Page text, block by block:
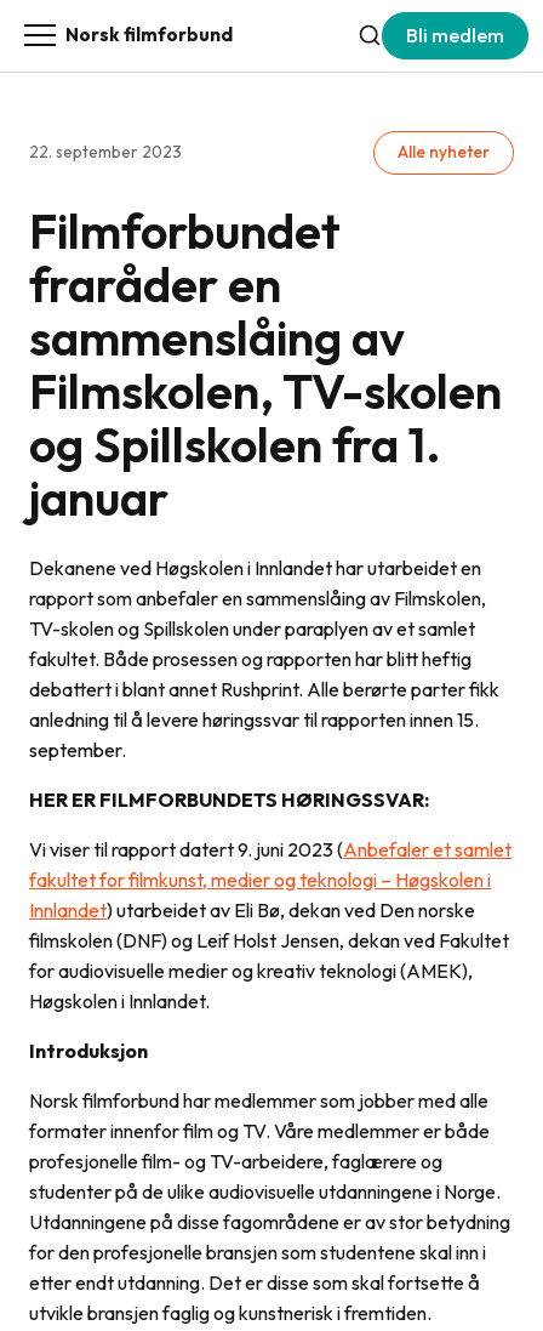
Norsk filmforbund Bli medlem
22. september 2023 Alle nyheter
Filmforbundet
fraråder en
sammenslåing av
Filmskolen, TV-skolen
og Spillskolen fra 1.
januar
Dekanene ved Høgskolen i Innlandet har utarbeidet en
rapport som anbefaler en sammenslåing av Filmskolen,
TV-skolen og Spillskolen under paraplyen av et samlet
fakultet. Både prosessen og rapporten har blitt heftig
debattert i blant annet Rushprint. Alle berørte parter fikk
anledning til å levere høringssvar til rapporten innen 15.
september.
HER ER FILMFORBUNDETS HØRINGSSVAR:
Vi viser til rapport datert 9. juni 2023 (Anbefaler et samlet
fakultet for filmkunst, medier og teknologi – Høgskolen i
Innlandet)utarbeidet av Eli Bø, dekan ved Den norske
filmskolen (DNF) og Leif Holst Jensen, dekan ved Fakultet
for audiovisuelle medier og kreativ teknologi (AMEK),
Høgskolen i Innlandet.
Introduksjon
Norsk filmforbund har medlemmer som jobber med alle
formater innenfor film og TV. Våre medlemmer er både
profesjonelle film- og TV-arbeidere, faglærere og
studenter på de ulike audiovisuelle utdanningene i Norge.
Utdanningene på disse fagområdene er av stor betydning
for den profesjonelle bransjen som studentene skal inn i
etter endt utdanning. Det er disse som skal fortsette å
utvikle bransjen faglig og kunstnerisk i fremtiden.